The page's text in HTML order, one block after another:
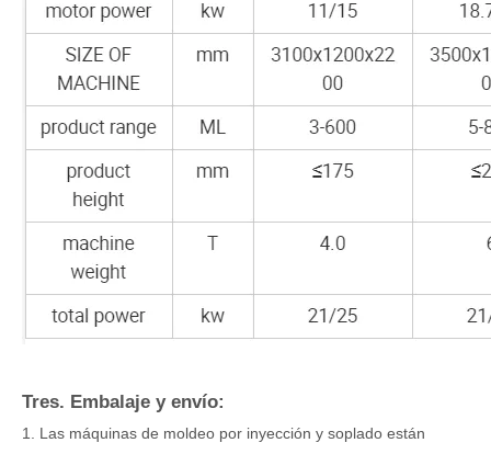
Tres. Embalaje y envío:
1. Las máquinas de moldeo por inyección y soplado están